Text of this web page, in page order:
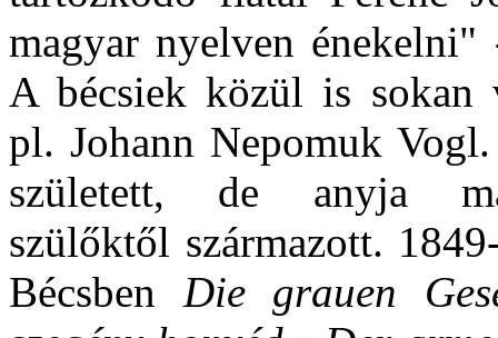
magyar nyelven
A bécsiek közül is sokan
pl. Johann Nepomuk
született, de anyja
szülőktől származott.
Bécsben Die grauen